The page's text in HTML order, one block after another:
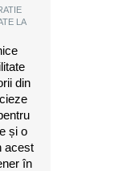
LA
din
și o
acest
în